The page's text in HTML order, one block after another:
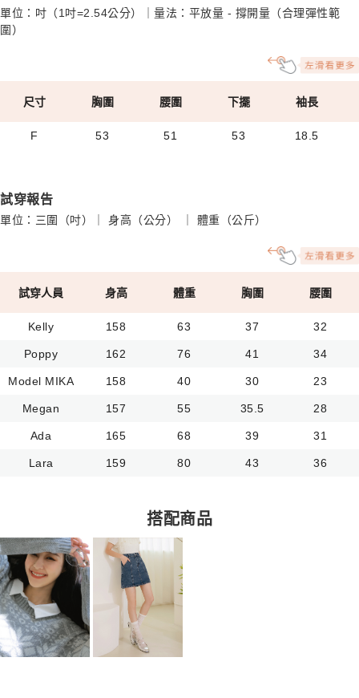
單位：吋（1吋=2.54公分）｜量法：平放量 - 撐開量（合理彈性範
圍）
尺寸 胸圍 腰圍 下擺 袖長
F 53 51 53 18.5
試穿報告
單位：三圍（吋）｜ 身高（公分） ｜ 體重（公斤）
試穿人員 身高 體重 胸圍 腰圍
Kelly 158 63 37 32
Poppy 162 76 41 34
Model MIKA 158 40 30 23
Megan 157 55 35.5 28
Ada 165 68 39 31
Lara 159 80 43 36
搭配商品